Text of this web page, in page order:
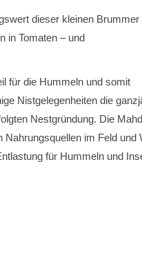
dieser kleinen Brummer
in Tomaten – und
für die Hummeln und somit
Nistgelegenheiten die
Nestgründung. Die
im Feld und
für Hummeln und